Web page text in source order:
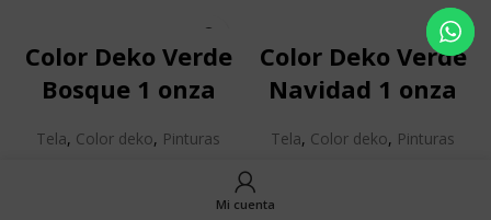
Color Deko Verde
Bosque 1 onza
Tela, Color deko, Pinturas
Color Deko Verde
Navidad 1 onza
Tela, Color deko, Pinturas
Mi cuenta